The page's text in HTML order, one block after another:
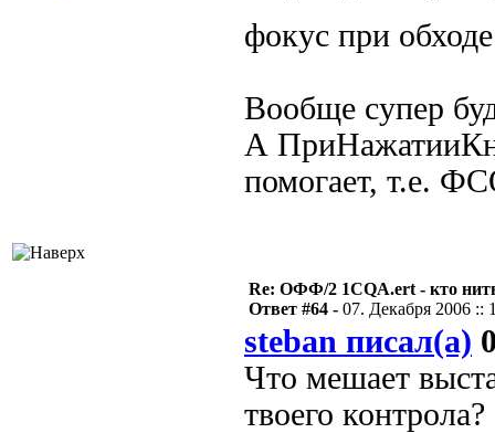
фокус при
Вообще супер
А
помогает, т.е.
Re: ОФФ/2 1CQA.ert - кто
Ответ #64 - 07. Декабря 2006 ::
steban писал(а)
Что мешает
твоего контрола?